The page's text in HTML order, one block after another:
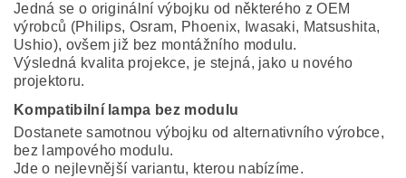
Jedná se o originální výbojku od některého z OEM
výrobců (Philips, Osram, Phoenix, Iwasaki, Matsushita,
Ushio), ovšem již bez montážního modulu.
Výsledná kvalita projekce, je stejná, jako u nového
projektoru.
Kompatibilní lampa bez modulu
Dostanete samotnou výbojku od alternativního výrobce,
bez lampového modulu.
Jde o nejlevnější variantu, kterou nabízíme.